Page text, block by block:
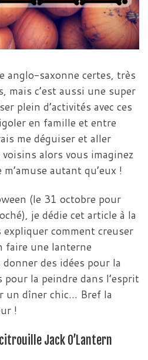
anglo-saxonne certes, très
mais c’est aussi une super
plein d’activités avec ces
en famille et entre
me déguiser et aller
alors vous imaginez
autant qu’eux !
(le 31 octobre pour
je dédie cet article à la
comment creuser
faire une lanterne
des idées pour la
pour la peindre dans l’esprit
un dîner chic… Bref la
!
Jack O’Lantern